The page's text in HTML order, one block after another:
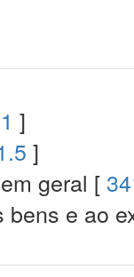
]
]
geral [
bens e ao